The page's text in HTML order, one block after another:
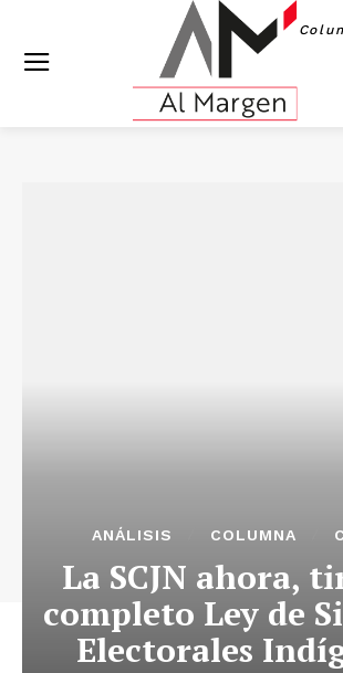
ANÁLISIS COLUMNA
La SCJN ahora,
completo Ley de
Electorales